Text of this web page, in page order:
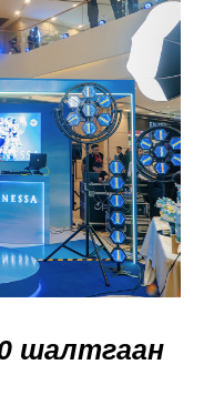
шалтгаан